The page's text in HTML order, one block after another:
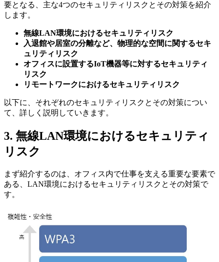
要となる、主な4つのセキュリティリスクとその対策を紹介
します。
無線LAN環境におけるセキュリティリスク
入退館や居室の分離など、物理的な空間に関するセキ
ュリティリスク
オフィスに設置するIoT機器等に対するセキュリティ
リスク
リモートワークにおけるセキュリティリスク
以下に、それぞれのセキュリティリスクとその対策につい
て、詳しく説明していきます。
3. 無線LAN環境におけるセキュリティ
リスク
まず紹介するのは、オフィス内で仕事を支える重要な要素で
ある、LAN環境におけるセキュリティリスクとその対策で
す。